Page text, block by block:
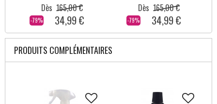
-79%
Dès 165,00 €
34,99 € -79%
Dès 165,00 €
34,99 €
PRODUITS COMPLÉMENTAIRES